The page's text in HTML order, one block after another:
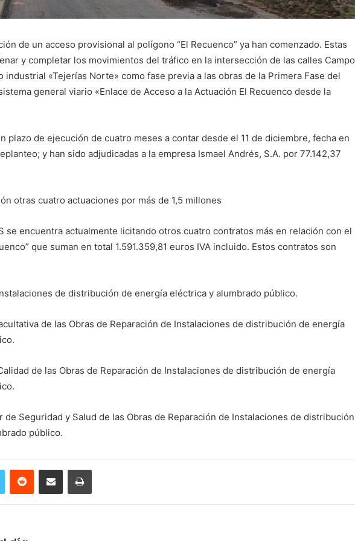
de un acceso provisional al polígono “El Recuenco” ya han comenzado. Estas
y completar los movimientos del tráfico en la intersección de las calles Campo
industrial «Tejerías Norte» como fase previa a las obras de la Primera Fase del
general viario «Enlace de Acceso a la Actuación El Recuenco desde la
plazo de ejecución de cuatro meses a contar desde el 11 de diciembre, fecha en
y han sido adjudicadas a la empresa Ismael Andrés, S.A. por 77.142,37
otras cuatro actuaciones por más de 1,5 millones
se encuentra actualmente licitando otros cuatro contratos más en relación con el
que suman en total 1.591.359,81 euros IVA incluido. Estos contratos son
de distribución de energía eléctrica y alumbrado público.
de las Obras de Reparación de Instalaciones de distribución de energía
de las Obras de Reparación de Instalaciones de distribución de energía
Seguridad y Salud de las Obras de Reparación de Instalaciones de distribución
público.